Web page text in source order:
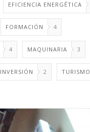
EFICIENCIA ENERGÉTICA
FORMACIÓN 4
4 MAQUINARIA 3
INVERSIÓN 2 TURISMO